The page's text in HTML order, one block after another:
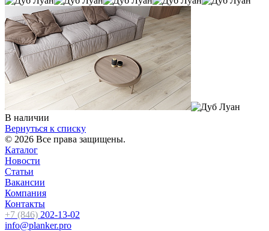
В наличии
Вернуться к списку
© 2026 Все права защищены.
Каталог
Новости
Статьи
Вакансии
Компания
Контакты
+7 (846) 202-13-02
info@planker.pro